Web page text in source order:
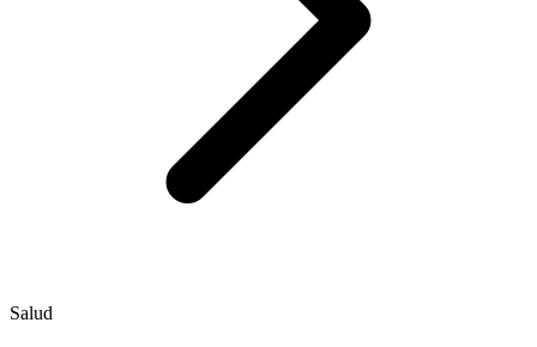
Salud